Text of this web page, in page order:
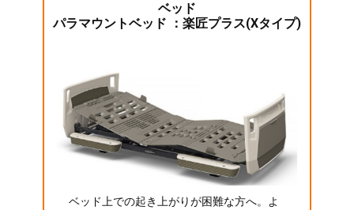
ベッド
パラマウントベッド ：楽匠プラス(Xタイプ)
ベッド上での起き上がりが困難な方へ。よ